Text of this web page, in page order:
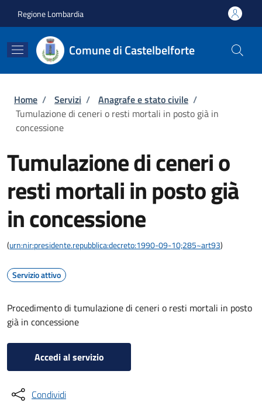
Regione Lombardia
Comune di Castelbelforte
Briciole di pane
Home / Servizi / Anagrafe e stato civile /
Tumulazione di ceneri o resti mortali in posto già in
concessione
Tumulazione di ceneri o
resti mortali in posto già
in concessione
(urn:nir:presidente.repubblica:decreto:1990-09-10;285~art93)
Servizio attivo
Procedimento di tumulazione di ceneri o resti mortali in posto
già in concessione
Accedi al servizio
Condividi